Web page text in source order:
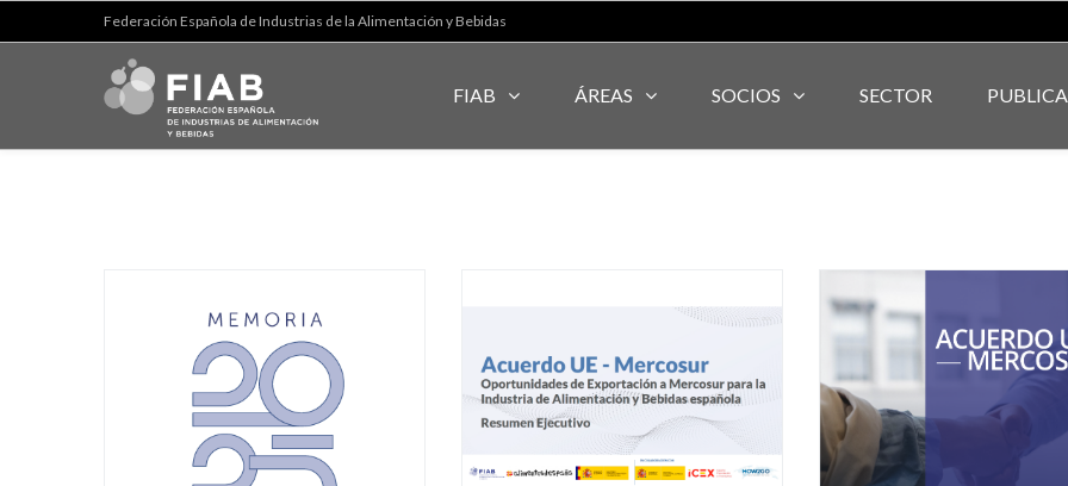
Federación Española de Industrias de la Alimentación y Bebidas
FIAB ÁREAS SOCIOS SECTOR